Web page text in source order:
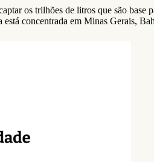
os trilhões de litros que são base
concentrada em Minas Gerais,